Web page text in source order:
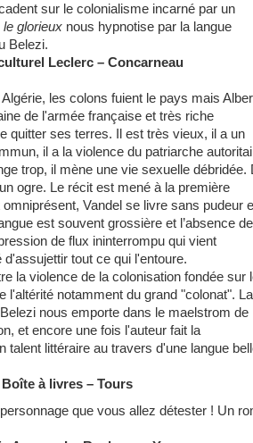
sur le colonialisme incarné par un
le glorieux nous hypnotise par la langue
Belezi.
Leclerc – Concarneau
les colons fuient le pays mais
de l'armée française et très riche
quitter ses terres. Il est très vieux, il a un
il a la violence du patriarche
trop, il mène une vie sexuelle débridée.
ogre. Le récit est mené à la première
Vandel se livre sans pudeur
est souvent grossière et l’absence de
de flux ininterrompu qui vient
tout ce qui l'entoure.
la violence de la colonisation fondée sur
l'altérité notamment du grand "colonat". La
nous emporte dans le maelstrom de
et encore une fois l'auteur fait la
talent littéraire au travers d'une langue
à livres – Tours
que vous allez détester ! Un